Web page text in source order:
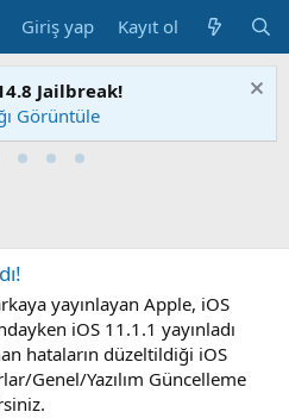
Giriş yap Kayıt ol
Jailbreak!
Görüntüle
yayınlayan Apple, iOS
iOS 11.1.1 yayınladı
hataların düzeltildiği iOS
Genel/Yazılım Güncelleme